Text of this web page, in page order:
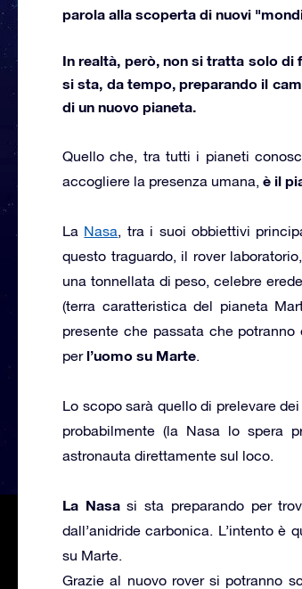
parola alla scoperta di nuovi
In realtà, però, non si tratta solo
si sta, da tempo, preparando il
di un nuovo pianeta.
Quello che, tra tutti i pianeti
accogliere la presenza umana, è il
La Nasa, tra i suoi obbiettivi
questo traguardo, il rover
una tonnellata di peso, celebre
(terra caratteristica del pianeta
presente che passata che
per l’uomo su Marte.
Lo scopo sarà quello di prelevare
probabilmente (la Nasa lo spera
astronauta direttamente sul loco.
La Nasasi sta preparando per
dall’anidride carbonica. L’intento è
su Marte.
Grazie al nuovo rover si potranno